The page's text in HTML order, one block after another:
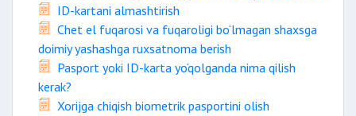
ID-kartani almashtirish
Chet el fuqarosi va fuqaroligi bo‘lmagan shaxsga
doimiy yashashga ruxsatnoma berish
Pasport yoki ID-karta yo‘qolganda nima qilish
kerak?
Xorijga chiqish biometrik pasportini olish